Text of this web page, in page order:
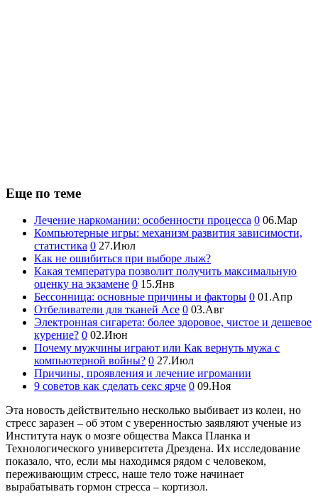
Еще по теме
Лечение наркомании: особенности процесса 0 06.Мар
Компьютерные игры: механизм развития зависимости,
статистика 0 27.Июл
Как не ошибиться при выборе лыж?
Какая температура позволит получить максимальную
оценку на экзамене 0 15.Янв
Бессонница: основные причины и факторы 0 01.Апр
Отбеливатели для тканей Ace 0 03.Авг
Электронная сигарета: более здоровое, чистое и дешевое
курение? 0 02.Июн
Почему мужчины играют или Как вернуть мужа с
компьютерной войны? 0 27.Июл
Причины, проявления и лечение игромании
9 советов как сделать секс ярче 0 09.Ноя
Эта новость действительно несколько выбивает из колеи, но
стресс заразен – об этом с уверенностью заявляют ученые из
Института наук о мозге общества Макса Планка и
Технологического университета Дрездена. Их исследование
показало, что, если мы находимся рядом с человеком,
переживающим стресс, наше тело тоже начинает
вырабатывать гормон стресса – кортизол.